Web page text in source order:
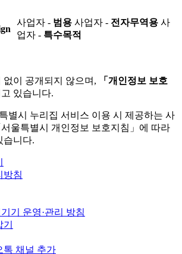
사업자 - 범용 사업자 - 전자무역용 사
업자 - 특수목적
없이 공개되지 않으며,
「개인정보 보호
있습니다.
별시 누리집 서비스 이용 시 제공하는 사
울특별시 개인정보 보호지침」에 따라
습니다.
방침
기 운영·관리 방침
톡 채널 추가